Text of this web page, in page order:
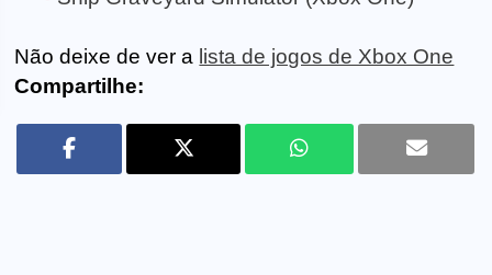
Não deixe de ver a lista de jogos de Xbox One
Compartilhe: